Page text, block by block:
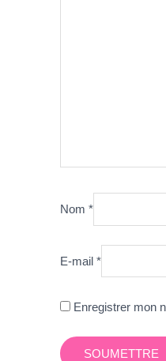
Nom*
E-mail*
Enregistrer mon